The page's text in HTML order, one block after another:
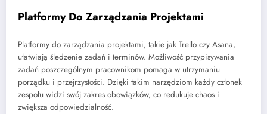
Platformy Do Zarządzania Projektami
Platformy do zarządzania projektami, takie jak Trello czy Asana,
ułatwiają śledzenie zadań i terminów. Możliwość przypisywania
zadań poszczególnym pracownikom pomaga w utrzymaniu
porządku i przejrzystości. Dzięki takim narzędziom każdy członek
zespołu widzi swój zakres obowiązków, co redukuje chaos i
zwiększa odpowiedzialność.